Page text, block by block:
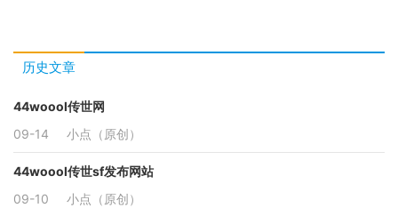
历史文章
44woool传世网
09-14
小点（原创）
44woool传世sf发布网站
09-10
小点（原创）